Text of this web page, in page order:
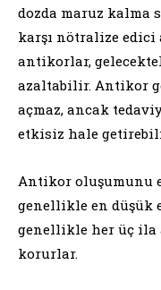
dozda maruz kalma
karşı nötralize
antikorlar,
azaltabilir. Antikor
açmaz, ancak
etkisiz hale
Antikor oluşumunu
genellikle en düşük
genellikle her üç ila
korurlar.